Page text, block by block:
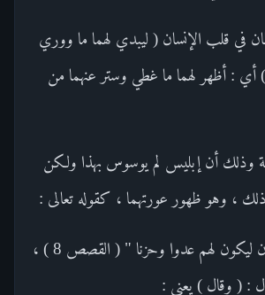
في قلب الإنسان ( ليبدي لهما ما ووري
أي : أظهر لهما ما غطي وستر عنهما من
وذلك أن إبليس لم يوسوس بهذا ولكن
، وهو ظهور عورتهما ، كقوله تعالى :
" فالتقطه آل فرعون ليكون لهم عدوا وحزنا " ( القصص 8 ) ،
: ( وقال ) يعني :